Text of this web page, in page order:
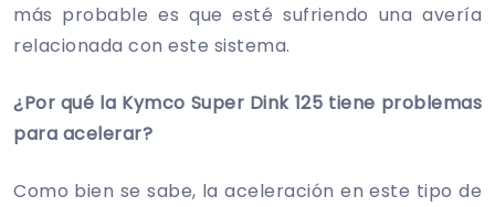
más probable es que esté sufriendo una avería
relacionada con este sistema.
¿Por qué la Kymco Super Dink 125 tiene problemas
para acelerar?
Como bien se sabe, la aceleración en este tipo de